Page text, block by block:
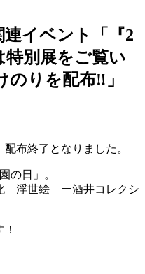
イベント「『2
特別展をご覧い
りを配布‼」
布終了となりました。
の日」。
浮世絵 ー酒井コレクシ